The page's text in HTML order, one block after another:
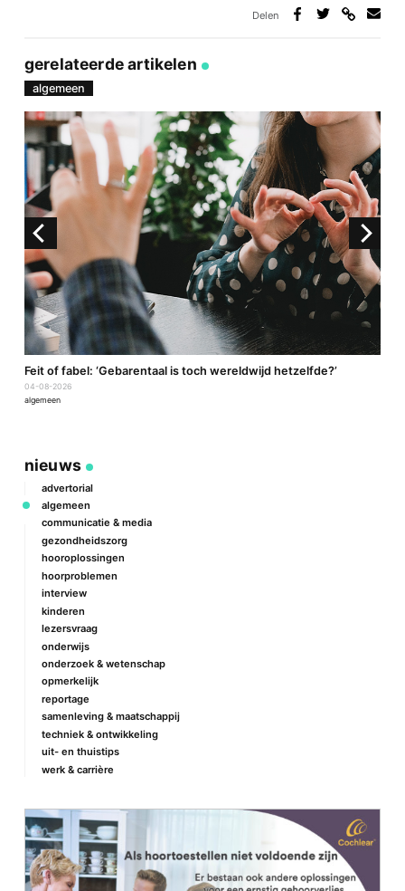
Delen
gerelateerde artikelen
algemeen
Feit of fabel: ‘Gebarentaal is toch wereldwijd hetzelfde?’
04-08-2026
algemeen
nieuws
advertorial
algemeen
communicatie & media
gezondheidszorg
hooroplossingen
hoorproblemen
interview
kinderen
lezersvraag
onderwijs
onderzoek & wetenschap
opmerkelijk
reportage
samenleving & maatschappij
techniek & ontwikkeling
uit- en thuistips
werk & carrière